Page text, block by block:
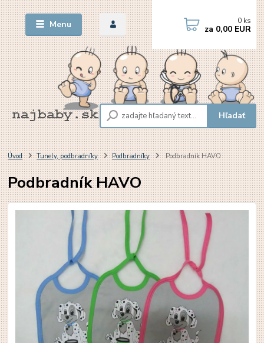
Menu
Hľadať
0 ks
za 0,00 EUR
Úvod Tunely, podbradníky Podbradníky Podbradník HAVO
Podbradník HAVO